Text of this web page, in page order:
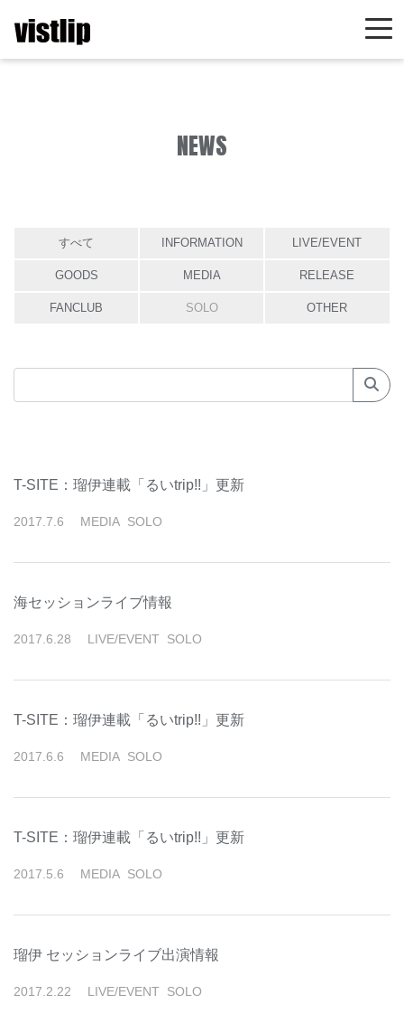
NEWS
すべて INFORMATION LIVE/EVENT
GOODS MEDIA RELEASE
FANCLUB SOLO OTHER
T-SITE：瑠伊連載「るいtrip!!」更新
2017 7 6 MEDIA SOLO
海セッションライブ情報
2017 6 28 LIVE/EVENT SOLO
T-SITE：瑠伊連載「るいtrip!!」更新
2017 6 6 MEDIA SOLO
T-SITE：瑠伊連載「るいtrip!!」更新
2017 5 6 MEDIA SOLO
瑠伊 セッションライブ出演情報
2017 2 22 LIVE/EVENT SOLO